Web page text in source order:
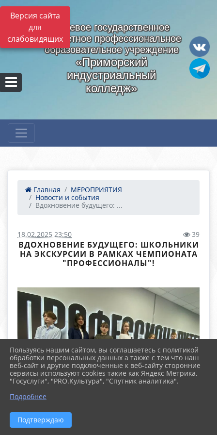
Версия сайта
для
слабовидящих
Краевое государственное
бюджетное профессиональное
образовательное учреждение
«Приморский
индустриальный
колледж»
Главная
МЕРОПРИЯТИЯ
Новости и события
Вдохновение будущего: ...
18.02.2025 23:50 39
ВДОХНОВЕНИЕ БУДУЩЕГО: ШКОЛЬНИКИ
НА ЭКСКУРСИИ В РАМКАХ ЧЕМПИОНАТА
"ПРОФЕССИОНАЛЫ"!
Пользуясь нашим сайтом, вы соглашаетесь с политикой
обработки персональных данных а также с тем что наш
веб-сайт и другие подключенные к веб-сайту сторонние
сервисы используют cookies такие как Яндекс Метрика,
"Госуслуги", "PRO.Культура", "Спутник аналитика".
Подробнее
Подтверждаю